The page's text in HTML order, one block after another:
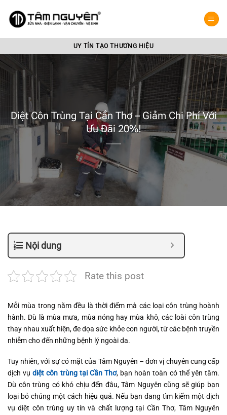
qua
dung
UY TÍN TẠO THƯƠNG HIỆU
Diệt Côn Trùng Tại Cần Thơ – Giảm Chi Phí Với
Ưu Đãi 20%!
Nội dung
Rate this post
Mỗi mùa trong năm đều là thời điểm mà các loại côn trùng hoành
hành. Dù là mùa mưa, mùa nóng hay mùa khô, các loài côn trùng
thay nhau xuất hiện, đe dọa sức khỏe con người, từ các bệnh truyền
nhiễm cho đến những bệnh lý ngoài da.
Tuy nhiên, với sự có mặt của Tâm Nguyên – đơn vị chuyên cung cấp
dịch vụdiệt côn trùng tại Cần Thơ, bạn hoàn toàn có thể yên tâm.
Dù côn trùng có khó chịu đến đâu, Tâm Nguyên cũng sẽ giúp bạn
loại bỏ chúng một cách hiệu quả. Nếu bạn đang tìm kiếm một dịch
vụ diệt côn trùng uy tín và chất lượng tại Cần Thơ, Tâm Nguyên